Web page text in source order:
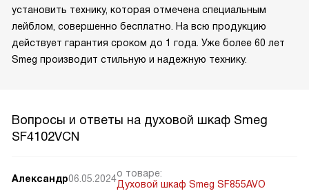
установить технику, которая отмечена специальным
лейблом, совершенно бесплатно. На всю продукцию
действует гарантия сроком до 1 года. Уже более 60 лет
Smeg производит стильную и надежную технику.
Вопросы и ответы на духовой шкаф Smeg
SF4102VCN
Александр06.05.2024о товаре:
Духовой шкаф Smeg SF855AVO